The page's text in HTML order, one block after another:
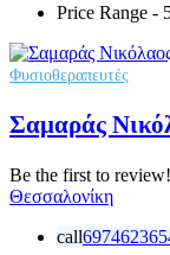
Price Range -
Φυσιοθεραπευτές
Σαμαράς
Be the first to review!
Θεσσαλονίκη
call